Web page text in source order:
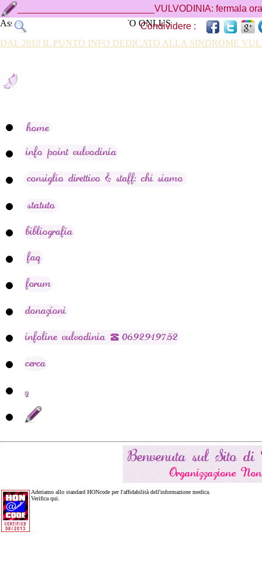
__________________________VULVODINIA: fermala
Condividere :
Associazione VULVODINIA.INFO ONLUS
DAL 2010 IL PUNTO INFO DEDICATO ALLA SINDROME
Aderiamo allo standard HONcode per l'affidabilità dell'informazione medica.
Verifica qui.